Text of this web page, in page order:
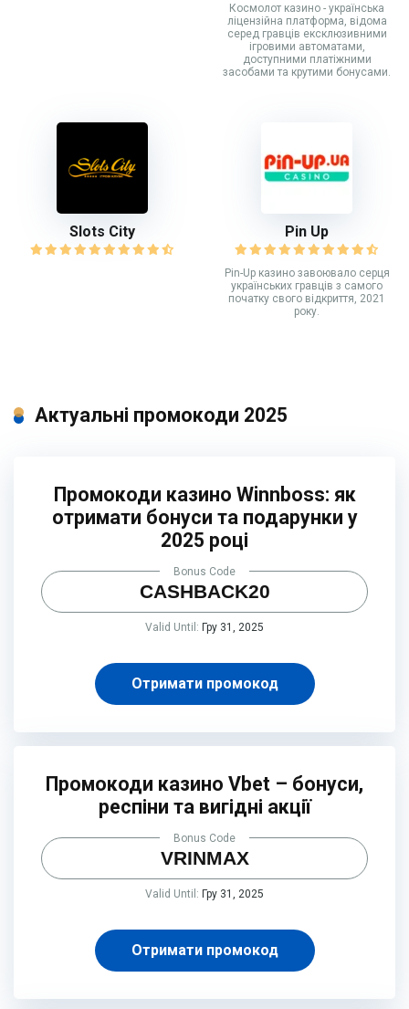
Космолот казино - українська
ліцензійна платформа, відома
серед гравців ексклюзивними
ігровими автоматами,
доступними платіжними
засобами та крутими бонусами.
Slots City Pin Up
Рin-Up казино завоювало серця
українських гравців з самого
початку свого відкриття, 2021
року.
Актуальні промокоди 2025
Промокоди казино Winnboss: як
отримати бонуси та подарунки у
2025 році
CASHBACK20
Bonus Code
Valid Until: Гру 31, 2025
Отримати промокод
Промокоди казино Vbet – бонуси,
респіни та вигідні акції
VRINMAX
Bonus Code
Valid Until: Гру 31, 2025
Отримати промокод